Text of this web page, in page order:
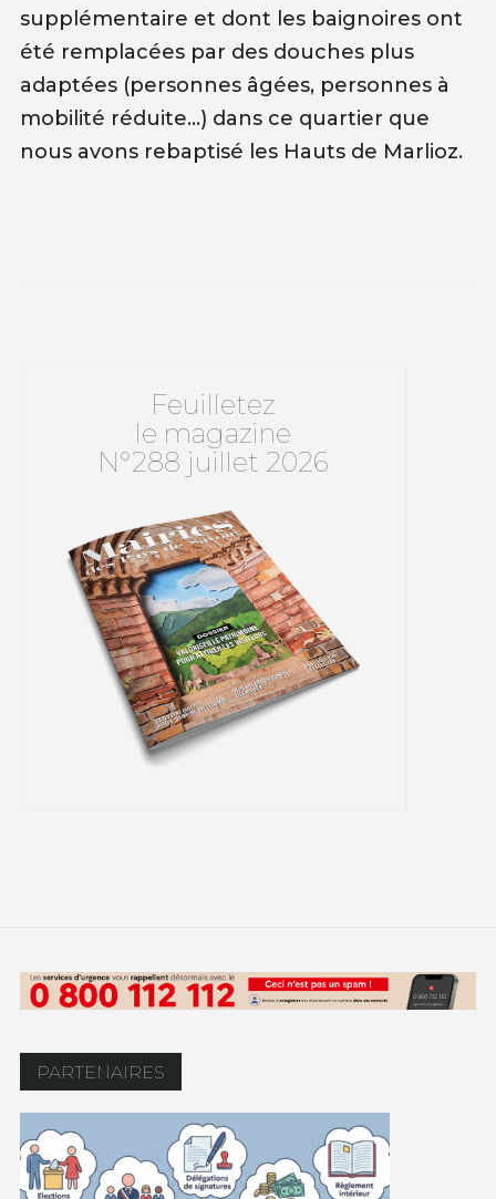
supplémentaire et dont les baignoires ont
été remplacées par des douches plus
adaptées (personnes âgées, personnes à
mobilité réduite…) dans ce quartier que
nous avons rebaptisé les Hauts de Marlioz.
Feuilletez
le magazine
N°288 juillet 2026
PARTENAIRES